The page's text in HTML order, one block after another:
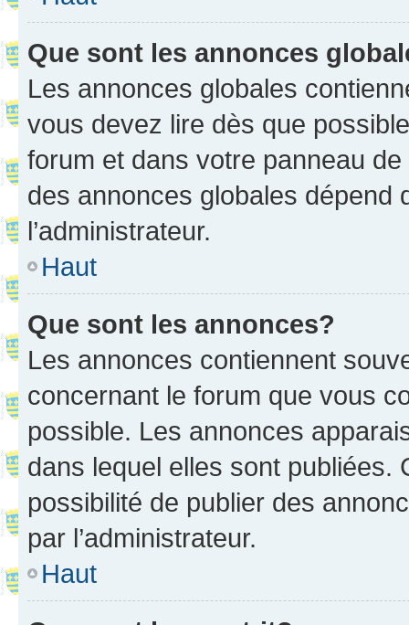
Que sont les annonces
Les annonces globales
vous devez lire dès que
forum et dans votre panneau
des annonces globales dépend
l’administrateur.
Haut
Que sont les annonces?
Les annonces contiennent
concernant le forum que vous
possible. Les annonces
dans lequel elles sont publiées.
possibilité de publier des
par l’administrateur.
Haut